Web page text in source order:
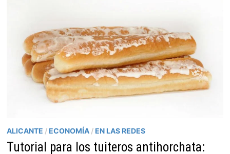
ALICANTE / ECONOMÍA / EN LAS REDES
Tutorial para los tuiteros antihorchata: